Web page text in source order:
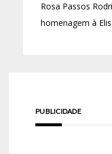
Rosa Passos
homenagem à
PUBLICIDADE